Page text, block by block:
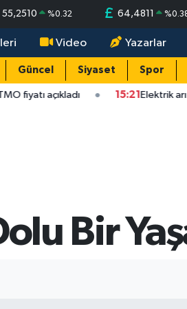
55,2510 %0.32 64,4811 %
Video Yazarlar
Güncel Siyaset Spor
fiyatı açıkladı 15:21Elektrik
Bir